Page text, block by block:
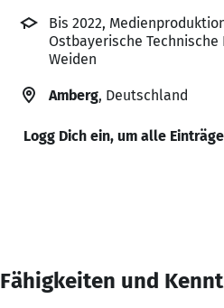
Bis 2022,
Ostbayerische
Weiden
Amberg, Deutschland
Logg Dich ein, um alle
Fähigkeiten und